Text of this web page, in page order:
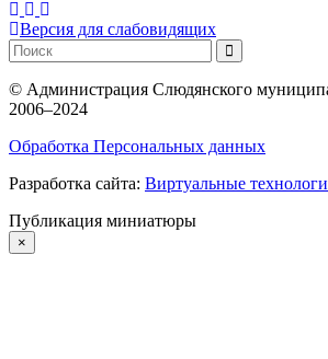
Версия для слабовидящих
© Администрация Слюдянского
2006–2024
Обработка Персональных данных
Разработка сайта: Виртуальные
Публикация миниатюры
×